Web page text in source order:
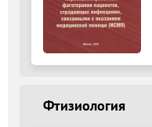
Фтизиология